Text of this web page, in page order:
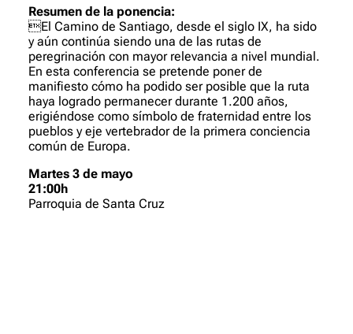
Resumen de la ponencia:
El Camino de Santiago, desde el siglo IX, ha sido
y aún continúa siendo una de las rutas de
peregrinación con mayor relevancia a nivel mundial.
En esta conferencia se pretende poner de
manifiesto cómo ha podido ser posible que la ruta
haya logrado permanecer durante 1.200 años,
erigiéndose como símbolo de fraternidad entre los
pueblos y eje vertebrador de la primera conciencia
común de Europa.
Martes 3 de mayo
21:00h
Parroquia de Santa Cruz